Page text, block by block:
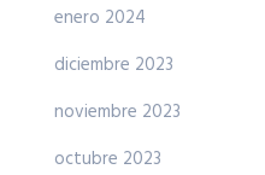
enero 2024
diciembre 2023
noviembre 2023
octubre 2023